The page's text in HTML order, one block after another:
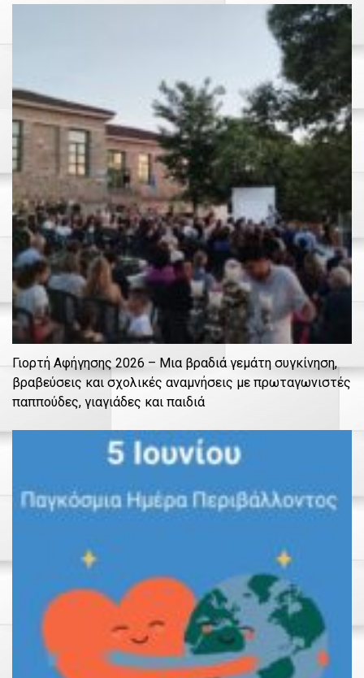
Γιορτή Αφήγησης 2026 – Μια βραδιά γεμάτη συγκίνηση,
βραβεύσεις και σχολικές αναμνήσεις με πρωταγωνιστές
παππούδες, γιαγιάδες και παιδιά